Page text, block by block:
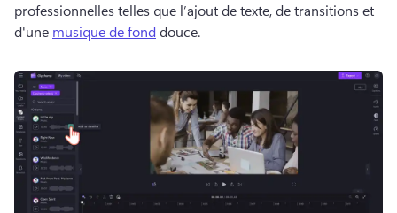
professionnelles telles que l’ajout de texte, de transitions et
d'une musique de fond douce.